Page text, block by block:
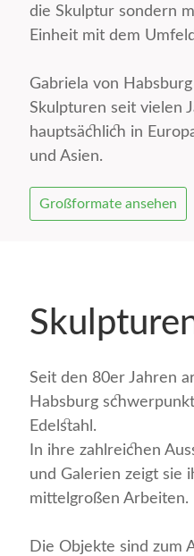
die Skulptur sondern
Einheit mit dem
Gabriela von
Skulpturen seit vielen
hauptsächlich in
und Asien.
Großformate ansehen
Seit den 80er Jahren
Habsburg
Edelstahl.
In ihre zahlreichen
und Galerien zeigt sie
mittelgroßen Arbeiten.
Die Objekte sind zum